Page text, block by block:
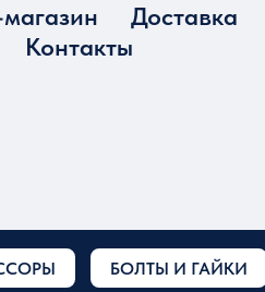
Доставка
Контакты
БОЛТЫ И ГАЙКИ